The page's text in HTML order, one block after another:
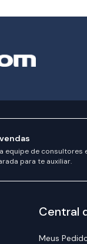
equipe de consultores
para te auxiliar.
Central
Meus